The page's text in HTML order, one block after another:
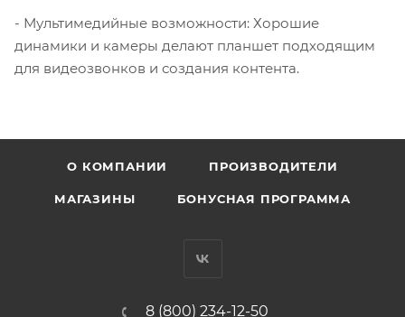
- Мультимедийные возможности: Хорошие
динамики и камеры делают планшет подходящим
для видеозвонков и создания контента.
О КОМПАНИИ ПРОИЗВОДИТЕЛИ
МАГАЗИНЫ БОНУСНАЯ ПРОГРАММА
8 (800) 234-12-50